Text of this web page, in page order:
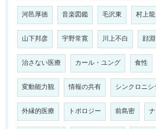
河邑厚徳 音楽図鑑 毛沢東 村上龍
山下邦彦 宇野常寛 川上不白 顔淵
治さない医療 カール・ユング 食性
変動能力観 情報の共有 シンクロニシ
外縁的医療 トポロジー 前島密